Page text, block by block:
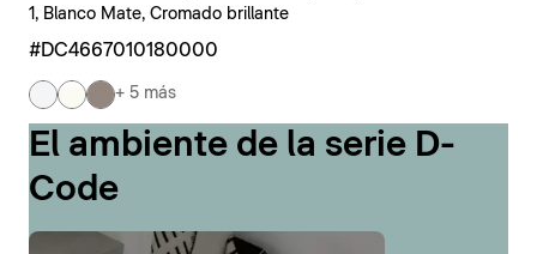
1, Blanco Mate, Cromado brillante
#DC4667010180000
+ 5 más
El ambiente de la serie D-
Code